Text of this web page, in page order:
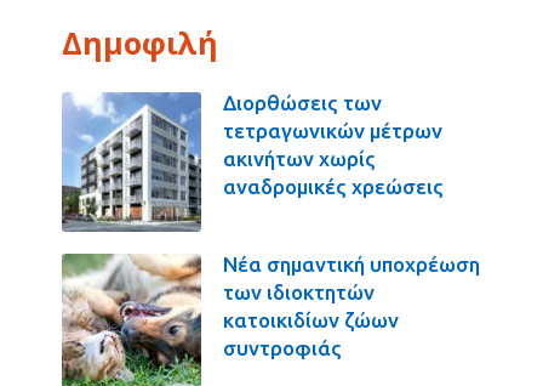
Δημοφιλή
Διορθώσεις των
τετραγωνικών μέτρων
ακινήτων χωρίς
αναδρομικές χρεώσεις
Νέα σημαντική υποχρέωση
των ιδιοκτητών
κατοικιδίων ζώων
συντροφιάς